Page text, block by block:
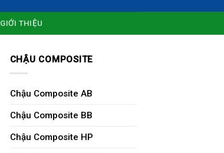
GIỚI THIỆU
CHẬU COMPOSITE
Chậu Composite AB
Chậu Composite BB
Chậu Composite HP